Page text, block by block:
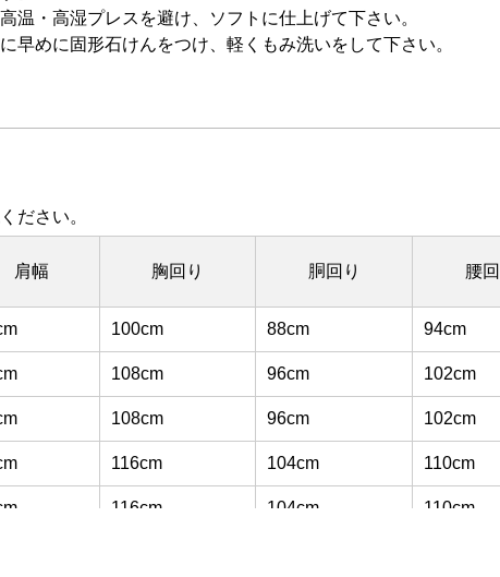
温・高湿プレスを避け、ソフトに仕上げて下さい。
早めに固形石けんをつけ、軽くもみ洗いをして下さい。
ださい。
肩幅 胸回り 胴回り 腰
100cm 88cm 94cm
108cm 96cm 102cm
108cm 96cm 102cm
116cm 104cm 110cm
116cm 104cm 110cm